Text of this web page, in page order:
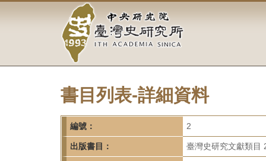
容
中
央
研
究
院-
臺
灣
書目列表-詳細資料
編號： 2
出版書目： 臺灣史研究文獻類目